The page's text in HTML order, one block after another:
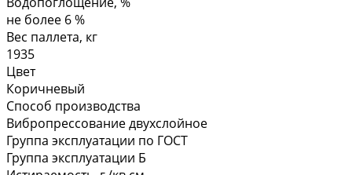
не более 6 %
Вес паллета, кг
1935
Цвет
Коричневый
Способ производства
Вибропрессование двухслойное
Группа эксплуатации по ГОСТ
Группа эксплуатации Б